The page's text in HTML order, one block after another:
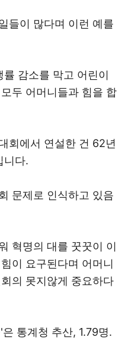
들이 많다며 이런 예를
감소를 막고 어린이
두 어머니들과 힘을 합
회에서 연설한 건 62년
니다.
문제로 인식하고 있음
혁명의 대를 꿋꿋이 이
이 요구된다며 어머니
의 못지않게 중요하다
통계청 추산, 1.79명.